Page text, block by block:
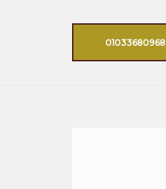
01033680968